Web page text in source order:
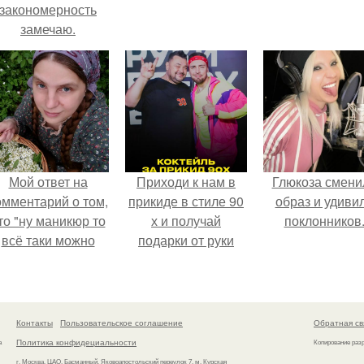
закономерность
замечаю.
Мой ответ на
о том,
"ну маникюр то
всё таки можно
Приходи к нам в
прикиде в стиле 90
х и получай
подарки от руки
Глюкоза
образ и
поклонников.
Контакты
Пользовательское соглашение
Политика конфидециальности
г. Москва, ЦАО, Басманный, Яковоапостольский переулок 7, м. Курская
Обратная
Копирование